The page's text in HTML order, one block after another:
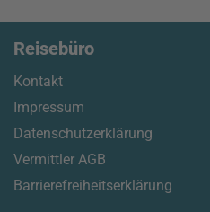
Reisebüro
Kontakt
Impressum
Datenschutzerklärung
Vermittler AGB
Barrierefreiheitserklärung